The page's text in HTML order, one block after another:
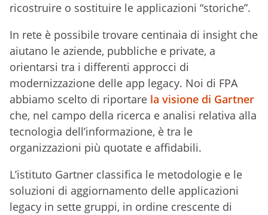
ricostruire o sostituire le applicazioni “storiche”.
In rete è possibile trovare centinaia di insight che
aiutano le aziende, pubbliche e private, a
orientarsi tra i differenti approcci di
modernizzazione delle app legacy. Noi di FPA
abbiamo scelto di riportare la visione di Gartner
che, nel campo della ricerca e analisi relativa alla
tecnologia dell’informazione, è tra le
organizzazioni più quotate e affidabili.
L’istituto Gartner classifica le metodologie e le
soluzioni di aggiornamento delle applicazioni
legacy in sette gruppi, in ordine crescente di